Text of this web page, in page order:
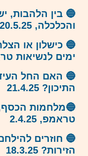
🔵 בין הלהבות,
והכלכלה, 20.5.25
ימים לנשיאות
🔵 האם החל
התיכון? 21.4.25
🔵מלחמות הכסף,
טראמפ, 2.4.25
🔵 חוזרים
הזירות? 18.3.25